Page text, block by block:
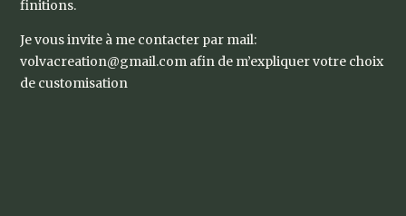
finitions.
Je vous invite à me contacter par mail:
volvacreation@gmail.com afin de m’expliquer votre choix
de customisation